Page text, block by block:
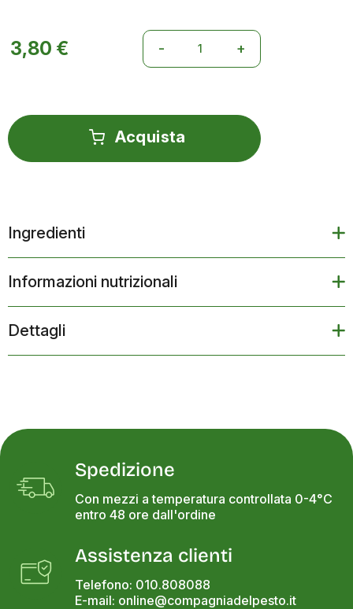
3,80 €
Acquista
Ingredienti
Informazioni nutrizionali
Dettagli
Spedizione
Con mezzi a temperatura controllata 0-4°C
entro 48 ore dall'ordine
Assistenza clienti
Telefono: 010.808088
E-mail: online@compagniadelpesto.it